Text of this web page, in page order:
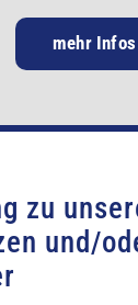
mehr Infos
zu
und/